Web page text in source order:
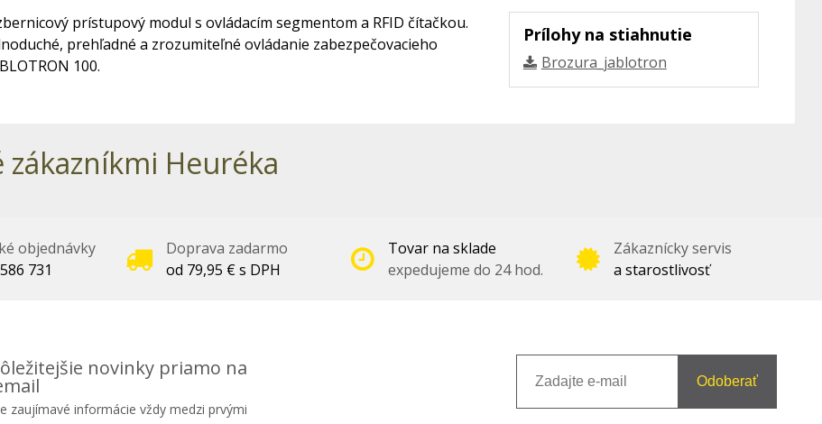
Prílohy na stiahnutie
Brozura_jablotron
prístupový modul s ovládacím segmentom a RFID čítačkou.
prehľadné a zrozumiteľné ovládanie zabezpečovacieho
100.
zákazníkmi Heuréka
objednávky
731
Doprava zadarmo
od 79,95 € s DPH
Tovar na sklade
expedujeme do 24 hod.
Zákaznícky servis
a starostlivosť
novinky priamo na
zaujímavé informácie vždy medzi prvými
Odoberať